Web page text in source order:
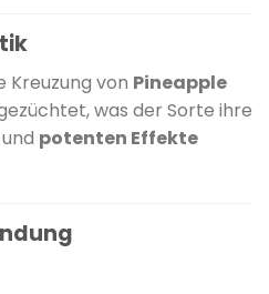
Kreuzung von Pineapple
was der Sorte ihre
und potenten Effekte